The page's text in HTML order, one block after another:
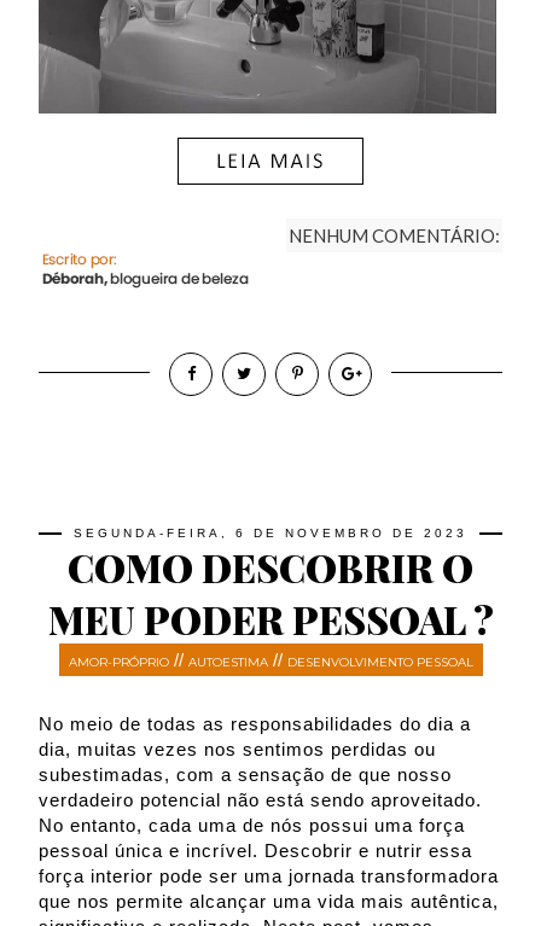
NENHUM COMENTÁRIO:
SEGUNDA-FEIRA, 6 DE NOVEMBRO DE 2023
COMO DESCOBRIR O
MEU PODER PESSOAL ?
AMOR-PRÓPRIO// AUTOESTIMA// DESENVOLVIMENTO PESSOAL
No meio de todas as responsabilidades do dia a
dia, muitas vezes nos sentimos perdidas ou
subestimadas, com a sensação de que nosso
verdadeiro potencial não está sendo aproveitado.
No entanto, cada uma de nós possui uma força
pessoal única e incrível. Descobrir e nutrir essa
força interior pode ser uma jornada transformadora
que nos permite alcançar uma vida mais autêntica,